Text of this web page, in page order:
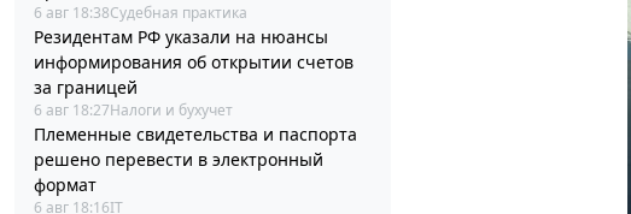
6 авг 18:38Судебная практика
Резидентам РФ указали на нюансы
информирования об открытии счетов
за границей
6 авг 18:27Налоги и бухучет
Племенные свидетельства и паспорта
решено перевести в электронный
формат
6 авг 18:16IT